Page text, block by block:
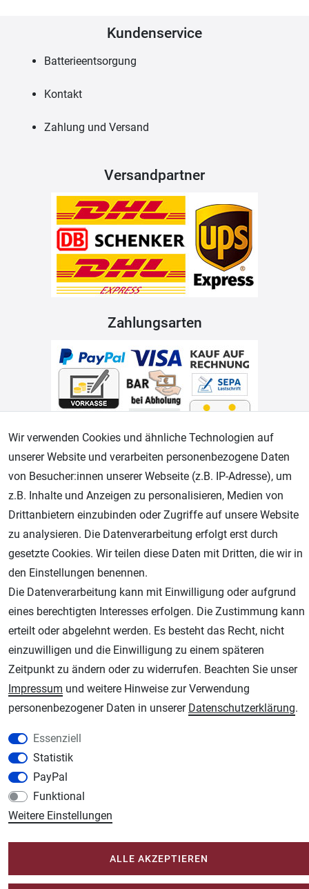
Kundenservice
Batterieentsorgung
Kontakt
Zahlung und Versand
Versandpartner
Zahlungsarten
Geprüfter Shop
AGB Widerrufsrecht Datenschutz Impressum
Schmincke-City.de
Schmincke Künstlerfarben das Gesamtsortiment
Plotter-City.com
Schneideplotter, Transferpressen, Siebdruck und Plotterfolien
Modellbau-City.com
Spiel.
Im-Shop-kaufen.de
Küchen Zubehör - Haus/Garten - Tierbedarf
Wir verwenden Cookies und ähnliche Technologien auf
unserer Website und verarbeiten personenbezogene Daten
von Besucher:innen unserer Webseite (z.B. IP-Adresse), um
z.B. Inhalte und Anzeigen zu personalisieren, Medien von
Drittanbietern einzubinden oder Zugriffe auf unsere Website
zu analysieren. Die Datenverarbeitung erfolgt erst durch
gesetzte Cookies. Wir teilen diese Daten mit Dritten, die wir in
den Einstellungen benennen.
Die Datenverarbeitung kann mit Einwilligung oder aufgrund
eines berechtigten Interesses erfolgen. Die Zustimmung kann
erteilt oder abgelehnt werden. Es besteht das Recht, nicht
einzuwilligen und die Einwilligung zu einem späteren
Zeitpunkt zu ändern oder zu widerrufen. Beachten Sie unser
Impressum und weitere Hinweise zur Verwendung
personenbezogener Daten in unserer Daten­schutz­erklärung.
Essenziell
Statistik
PayPal
Funktional
Weitere Einstellungen
ALLE AKZEPTIEREN